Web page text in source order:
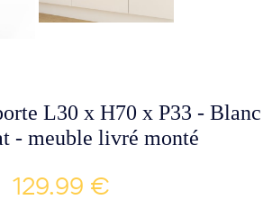
L30 x H70 x P33 - Blanc
- meuble livré monté
129.99 €